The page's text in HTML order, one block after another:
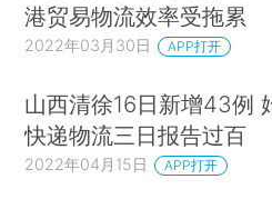
港贸易物流效率受拖累
2022年03月30日 APP打开
山西清徐16日新增43例
快递物流三日报告过百
2022年04月15日 APP打开